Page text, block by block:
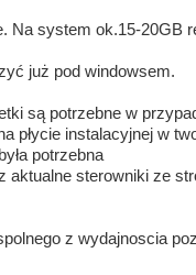
Na system ok.15-20GB
już pod windowsem.
są potrzebne w
płycie instalacyjnej w
potrzebna
aktualne sterowniki ze
z wydajnoscia